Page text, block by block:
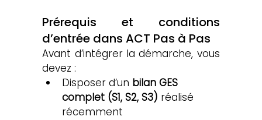
Prérequis et conditions
d’entrée dans ACT Pas à Pas
Avant d’intégrer la démarche, vous
devez :
Disposer d’un bilan GES
complet (S1, S2, S3) réalisé
récemment